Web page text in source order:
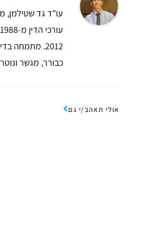
2012. מתמחה
כבורר, מגשר
אולי תאהב/י גם